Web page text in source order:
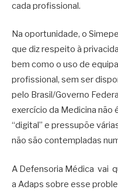
cada profissional.
Na oportunidade, o
que diz respeito à
bem como o uso de
profissional, sem ser
pelo Brasil/Governo
exercício da Medicina não
“digital” e pressupõe
não são contempladas
A Defensoria Médica vai
a Adaps sobre esse